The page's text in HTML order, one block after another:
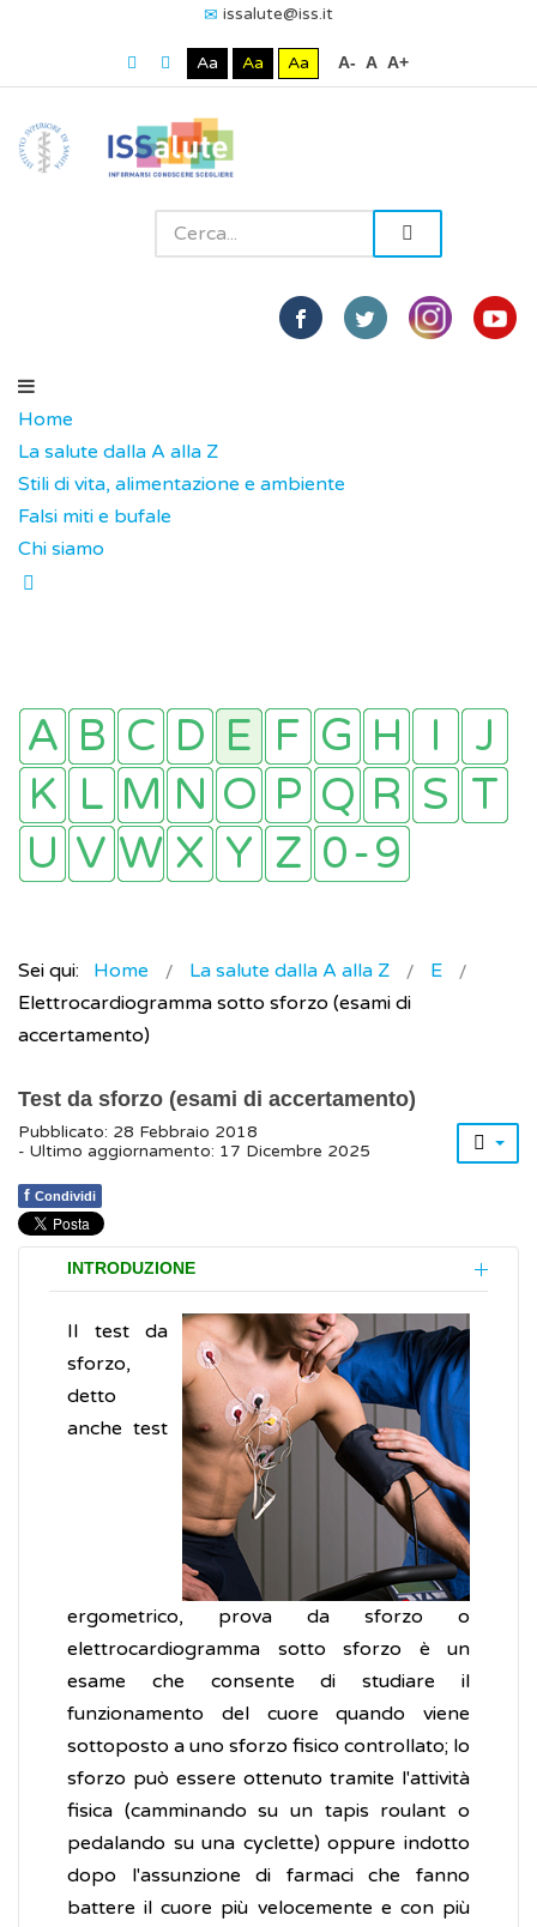
issalute@iss.it
Aa Aa Aa A- A A+
Home
La salute dalla A alla Z
Stili di vita, alimentazione e ambiente
Falsi miti e bufale
Chi siamo
Sei qui: Home La salute dalla A alla Z
E
Elettrocardiogramma sotto sforzo (esami di
accertamento)
Test da sforzo (esami di accertamento)
Pubblicato: 28 Febbraio 2018
- Ultimo aggiornamento: 17 Dicembre 2025
f Condividi
INTRODUZIONE
Il test da
sforzo,
detto
anche test
ergometrico, prova da sforzo o
elettrocardiogramma sotto sforzo è un
esame che consente di studiare il
funzionamento del cuore quando viene
sottoposto a uno sforzo fisico controllato; lo
sforzo può essere ottenuto tramite l'attività
fisica (camminando su un tapis roulant o
pedalando su una cyclette) oppure indotto
dopo l'assunzione di farmaci che fanno
battere il cuore più velocemente e con più